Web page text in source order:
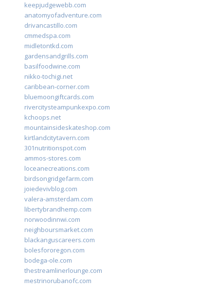
keepjudgewebb.com
anatomyofadventure.com
drivancastillo.com
cmmedspa.com
midletontkd.com
gardensandgrills.com
basilfoodwine.com
nikko-tochigi.net
caribbean-corner.com
bluemoongiftcards.com
rivercitysteampunkexpo.com
kchoops.net
mountainsideskateshop.com
kirtlandcitytavern.com
301nutritionspot.com
ammos-stores.com
loceanecreations.com
birdsongridgefarm.com
joiedevivblog.com
valera-amsterdam.com
libertybrandhemp.com
norwoodinnwi.com
neighboursmarket.com
blackanguscareers.com
bolesfororegon.com
bodega-ole.com
thestreamlinerlounge.com
mestrinorubanofc.com